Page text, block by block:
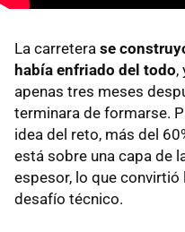
La carretera se
había enfriado del todo,
apenas tres meses
terminara de formarse.
idea del reto, más del
está sobre una capa de
espesor, lo que convirtió
desafío técnico.